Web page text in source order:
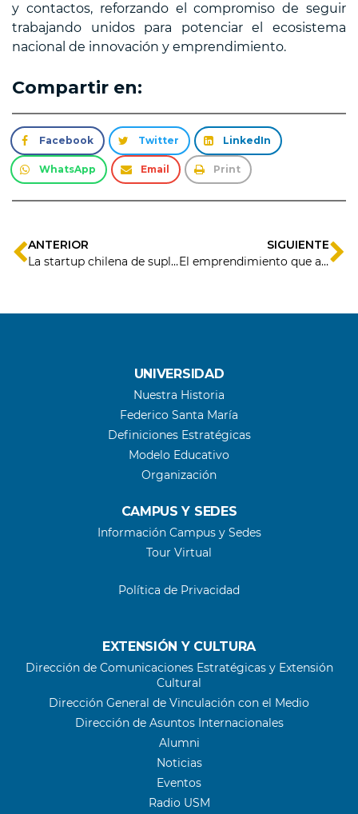
y contactos, reforzando el compromiso de seguir
trabajando unidos para potenciar el ecosistema
nacional de innovación y emprendimiento.
Compartir en:
Facebook Twitter LinkedIn
WhatsApp Email Print
ANTERIOR
La startup chilena de suplementos saludables para perros y gatos llega al retail y consolida su crecimiento
SIGUIENTE
El emprendimiento que ayuda a reutilizar la ropa de tus niños
UNIVERSIDAD
Nuestra Historia
Federico Santa María
Definiciones Estratégicas
Modelo Educativo
Organización
CAMPUS Y SEDES
Información Campus y Sedes
Tour Virtual
Política de Privacidad
EXTENSIÓN Y CULTURA
Dirección de Comunicaciones Estratégicas y Extensión
Cultural
Dirección General de Vinculación con el Medio
Dirección de Asuntos Internacionales
Alumni
Noticias
Eventos
Radio USM